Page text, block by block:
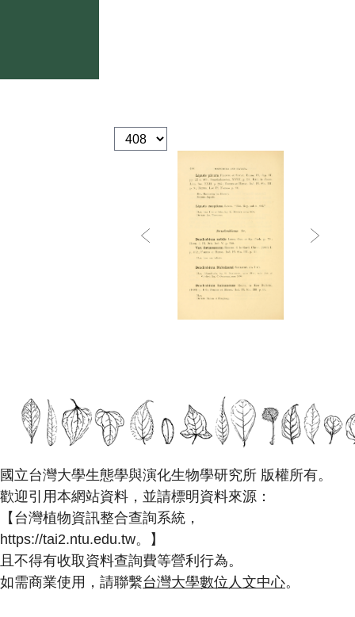
國立台灣大學生態學與演化生物學研究所 版權所有。
歡迎引用本網站資料，並請標明資料來源：
【台灣植物資訊整合查詢系統，
https://tai2.ntu.edu.tw。】
且不得有收取資料查詢費等營利行為。
如需商業使用，請聯繫台灣大學數位人文中心。